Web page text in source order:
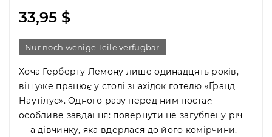
33,95 $
Nur noch wenige Teile verfügbar
Хоча Герберту Лемону лише одинадцять років,
він уже працює у столі знахідок готелю «Ґранд
Наутілус». Одного разу перед ним постає
особливе завдання: повернути не загублену річ
— а дівчинку, яка вдерлася до його комірчини.